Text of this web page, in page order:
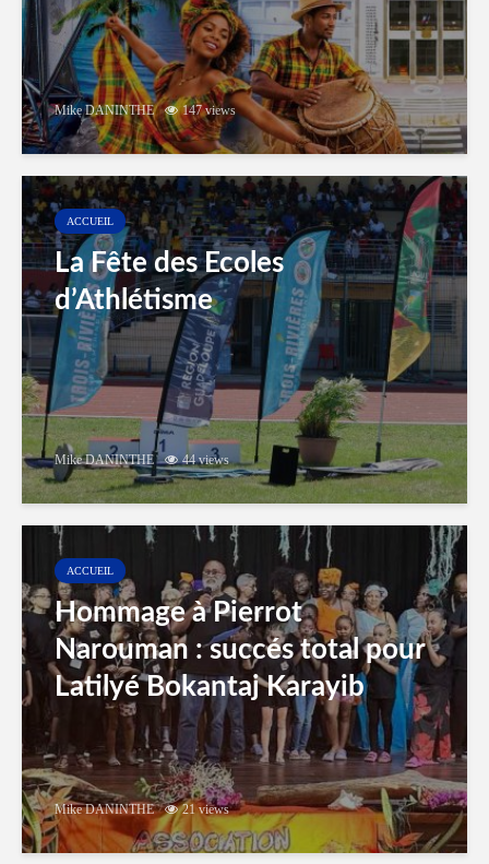
Mike DANINTHE 147 views
ACCUEIL
La Fête des Ecoles
d’Athlétisme
Mike DANINTHE 44 views
ACCUEIL
Hommage à Pierrot
Narouman : succés total pour
Latilyé Bokantaj Karayib
Mike DANINTHE 21 views